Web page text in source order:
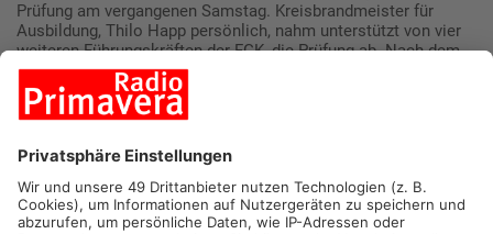
Prüfung am vergangenen Samstag. Kreisbrandmeister für
Ausbildung, Thilo Happ persönlich, nahm unterstützt von vier
weiteren Führungskräften der FGK, die Prüfung ab. Nach dem
der schriftliche Teil von allen bestanden war, ging es in die
Praxis. Von 12 möglichen Prüfungsszenarien, wurden vier
ausgewählt: Knoten & Stiche, Sprechfunk,
Prüflinge einzeln und nacheinander auf der Agenda. Aber auch
hier zeigte sich das hohe Ausbildungsniveau der Kameraden,
ohne große Schwierigkeiten erledigten alle ihre Aufgaben,
zielsicher und ohne große Fehler.